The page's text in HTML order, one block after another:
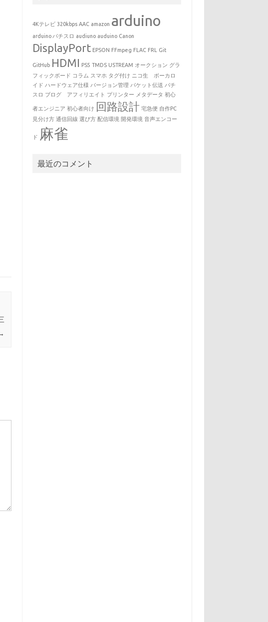
4Kテレビ 320kbps AAC amazon arduino
arduino パチスロ audiuno auduino Canon
DisplayPort EPSON FFmpeg FLAC FRL Git
GitHub HDMI PS5 TMDS USTREAM オークション グラ
フィックボード コラム スマホ タグ付け ニコ生 ボーカロ
イド ハードウェア仕様 バージョン管理 パケット伝送 パチ
スロ ブログ アフィリエイト プリンター メタデータ 初心
者エンジニア 初心者向け 回路設計 宅急便 自作PC
見分け方 通信回線 選び方 配信環境 開発環境 音声エンコー
ド 麻雀
最近のコメント